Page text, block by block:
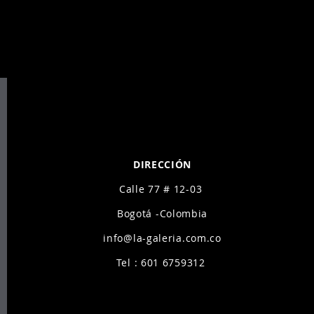
DIRECCIÓN
Calle 77 # 12-03
Bogotá -Colombia
info@la-galeria.com.co
Tel : 601 6759312